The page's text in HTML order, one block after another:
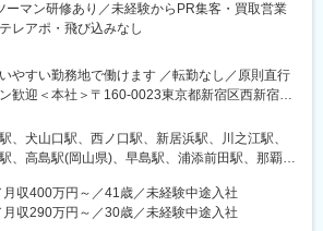
マン研修あり／未経験からPR集客・買取営業
レアポ・飛び込みなし
やすい勤務地で働けます ／転勤なし／原則直行
歓迎＜本社＞〒160-0023東京都新宿区西新宿五
不動産新宿ファーストタワー3階※転居を伴う転
■その他勤務地・都内23区、関東のプロジェク
国
、犬山口駅、西ノ口駅、新居浜駅、川之江駅、
、高島駅(岡山県)、早島駅、浦添前田駅、那覇空
長町一丁目駅、宇治駅(奈良線)、久津川駅、山城
、有佐駅、吉井駅(群馬県)、前橋大島駅、広駅、
収400万円～／41歳／未経験中途入社
収290万円～／30歳／未経験中途入社